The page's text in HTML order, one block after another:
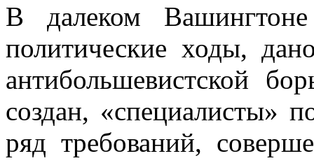
В далеком
политические ходы,
антибольшевистской
создан, «специалисты»
ряд требований,